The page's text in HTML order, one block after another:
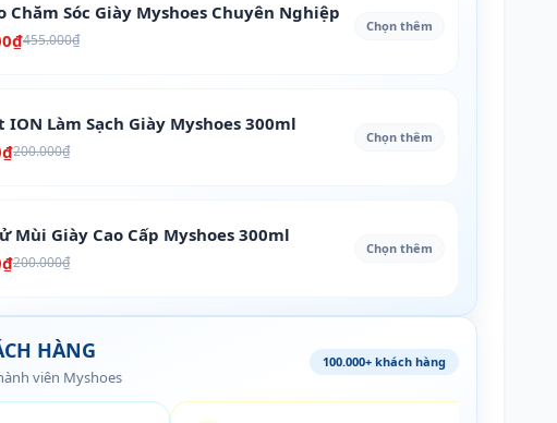
Chăm Sóc Giày Myshoes Chuyên Nghiệp
455.000₫
Chọn thêm
ION Làm Sạch Giày Myshoes 300ml
200.000₫
Chọn thêm
Mùi Giày Cao Cấp Myshoes 300ml
200.000₫
Chọn thêm
HÀNG
viên Myshoes
100.000+ khách hàng